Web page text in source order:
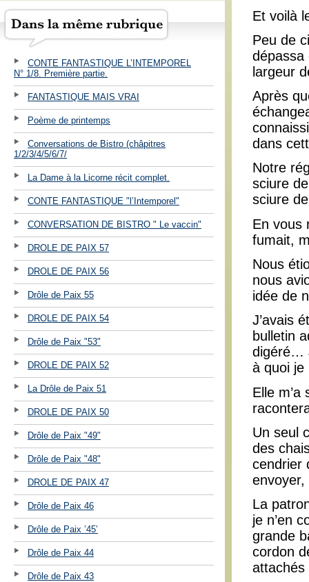
CONTE FANTASTIQUE L’INTEMPOREL
N° 1/8. Première partie.
FANTASTIQUE MAIS VRAI
Poème de printemps
Conversations de Bistro (châpitres
1/2/3/4/5/6/7/
La Dame à la Licorne récit complet.
CONTE FANTASTIQUE "l’Intemporel"
CONVERSATION DE BISTRO " Le vaccin"
DROLE DE PAIX 57
DROLE DE PAIX 56
Drôle de Paix 55
DROLE DE PAIX 54
Drôle de Paix "53"
DROLE DE PAIX 52
La Drôle de Paix 51
DROLE DE PAIX 50
Drôle de Paix "49"
Drôle de Paix "48"
DROLE DE PAIX 47
Drôle de Paix 46
Drôle de Paix ’45’
Drôle de Paix 44
Drôle de Paix 43
Et voilà
Peu de
dépassa
largeur
Après
dans
Notre
sciure
sciure
En vous
fumait,
Nous
nous
idée de
J’avais
bulletin
digéré…
à quoi
Elle
Un seul
des
cendrier
La
je n’en
grande
cordon
attachés